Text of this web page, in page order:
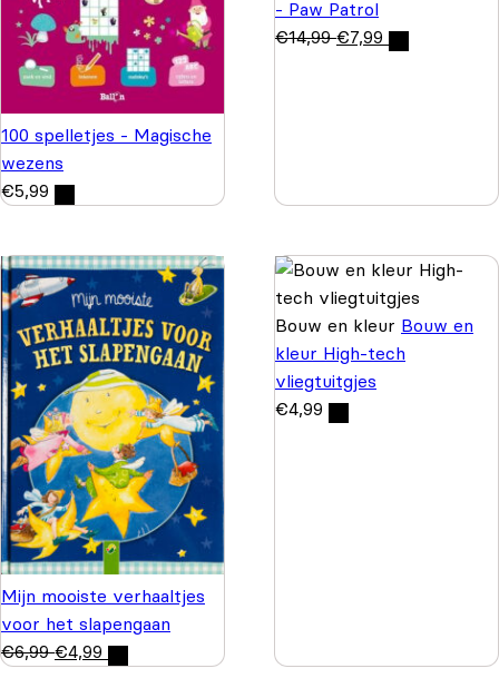
100 spelletjes - Magische
wezens
€5,99
- Paw Patrol
€14,99 €7,99
Mijn mooiste verhaaltjes
voor het slapengaan
€6,99 €4,99
Bouw en kleur Bouw en
kleur High-tech
vliegtuitgjes
€4,99